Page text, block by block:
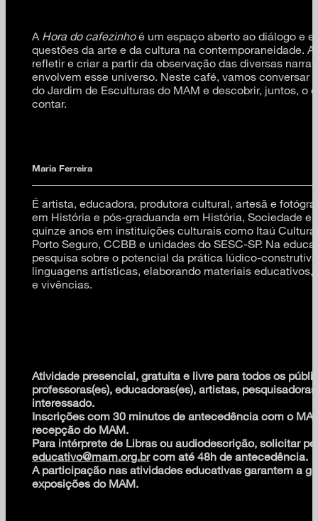
A Hora do cafezinhoé um espaço aberto ao diálogo e
questões da arte e da cultura na contemporaneidade.
refletir e criar a partir da observação das diversas
envolvem esse universo. Neste café, vamos conversar
do Jardim de Esculturas do MAM e descobrir, juntos, o
contar.
Maria Ferreira
É artista, educadora, produtora cultural, artesã e
em História e pós-graduanda em História, Sociedade e
quinze anos em instituições culturais como Itaú
Porto Seguro, CCBB e unidades do SESC-SP. Na
pesquisa sobre o potencial da prática lúdico-
linguagens artísticas, elaborando materiais
e vivências.
Atividade presencial, gratuita e livre para todos os
professoras(es), educadoras(es), artistas,
interessado.
Inscrições com 30 minutos de antecedência com o
recepção do MAM.
Para intérprete de Libras ou audiodescrição, solicitar
educativo@mam.org.brcom até 48h de antecedência.
A participação nas atividades educativas garantem a
exposições do MAM.